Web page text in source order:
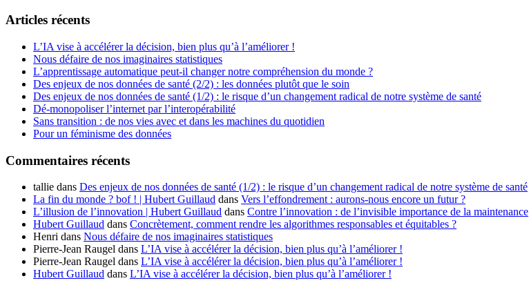
Articles récents
L’IA vise à accélérer la décision, bien plus qu’à l’améliorer !
Nous défaire de nos imaginaires statistiques
L’apprentissage automatique peut-il changer notre compréhension du monde ?
Des enjeux de nos données de santé (2/2) : les données plutôt que le soin
Des enjeux de nos données de santé (1/2) : le risque d’un changement radical de notre système de santé
Dé-monopoliser l’internet par l’interopérabilité
Sans transition : de nos vies avec et dans les machines du quotidien
Pour un féminisme des données
Commentaires récents
tallie dans Des enjeux de nos données de santé (1/2) : le risque d’un changement radical de notre système de santé
La fin du monde ? bof ! | Hubert Guillaud dans Vers l’effondrement : aurons-nous encore un futur ?
L’illusion de l’innovation | Hubert Guillaud dans Contre l’innovation : de l’invisible importance de la maintenance
Hubert Guillaud dans Concrètement, comment rendre les algorithmes responsables et équitables ?
Henri dans Nous défaire de nos imaginaires statistiques
Pierre-Jean Raugel dans L’IA vise à accélérer la décision, bien plus qu’à l’améliorer !
Pierre-Jean Raugel dans L’IA vise à accélérer la décision, bien plus qu’à l’améliorer !
Hubert Guillaud dans L’IA vise à accélérer la décision, bien plus qu’à l’améliorer !